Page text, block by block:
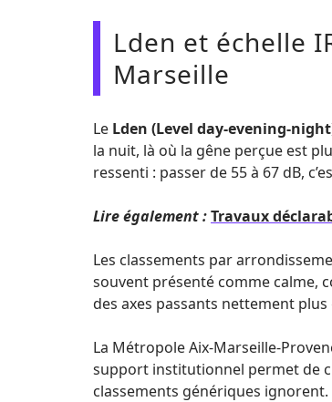
Lden et échelle
Marseille
Le Lden (Level day-evening-
la nuit, là où la gêne perçue est
ressenti : passer de 55 à 67 dB,
Lire également :Travaux
Les classements par
souvent présenté comme calme,
des axes passants nettement plus
La Métropole Aix-Marseille-
support institutionnel permet de
classements génériques ignorent.